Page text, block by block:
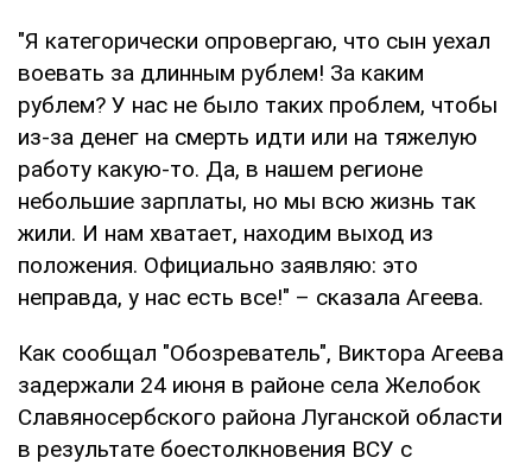
"Я категорически опровергаю, что сын уехал
воевать за длинным рублем! За каким
рублем? У нас не было таких проблем, чтобы
из-за денег на смерть идти или на тяжелую
работу какую-то. Да, в нашем регионе
небольшие зарплаты, но мы всю жизнь так
жили. И нам хватает, находим выход из
положения. Официально заявляю: это
неправда, у нас есть все!" – сказала Агеева.
Как сообщал "Обозреватель", Виктора Агеева
задержали 24 июня в районе села Желобок
Славяносербского района Луганской области
в результате боестолкновения ВСУ с